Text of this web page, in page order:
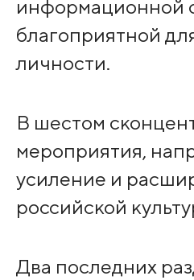
информационной
благоприятной
личности.
В шестом
мероприятия,
усиление и
российской
Два последних